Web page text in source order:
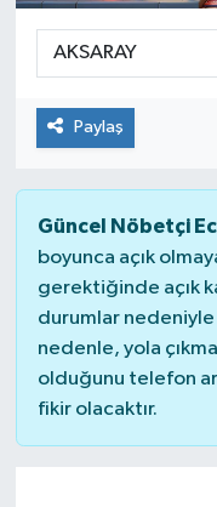
Paylaş
Güncel Nöbetçi
boyunca açık
gerektiğinde açık
durumlar
nedenle, yola
olduğunu telefon
fikir olacaktır.